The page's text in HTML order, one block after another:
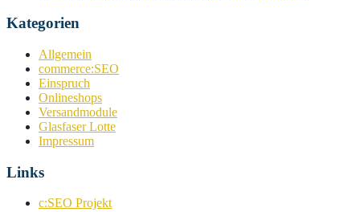
Kategorien
Allgemein
commerce:SEO
Einspruch
Onlineshops
Versandmodule
Glasfaser Lotte
Impressum
Links
c:SEO Projekt